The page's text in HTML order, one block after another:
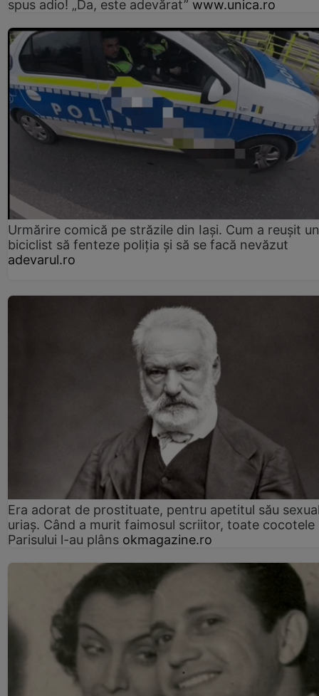
spus adio! „Da, este adevărat” www.unica.ro
Urmărire comică pe străzile din Iași. Cum a reușit un
biciclist să fenteze poliția și să se facă nevăzut
adevarul.ro
Era adorat de prostituate, pentru apetitul său
uriaș. Când a murit faimosul scriitor, toate cocotele
Parisului l-au plâns okmagazine.ro